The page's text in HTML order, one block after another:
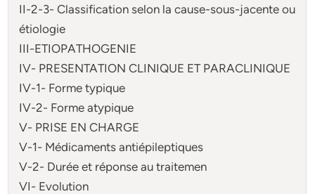
II-2-3- Classification selon la cause-sous-jacente ou
étiologie
III-ETIOPATHOGENIE
IV- PRESENTATION CLINIQUE ET PARACLINIQUE
IV-1- Forme typique
IV-2- Forme atypique
V- PRISE EN CHARGE
V-1- Médicaments antiépileptiques
V-2- Durée et réponse au traitemen
VI- Evolution